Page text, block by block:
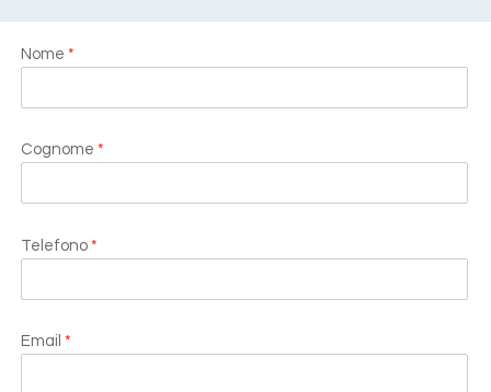
Nome *
Cognome *
Telefono *
Email *